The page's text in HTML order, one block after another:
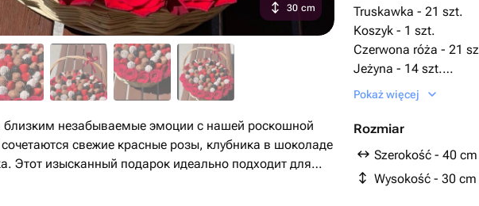
Truskawka - 21 szt.
Koszyk - 1 szt.
Czerwona róża - 21
Jeżyna - 14 szt.
Oaza florystyczna - 1
Pokaż więcej
Rozmiar
Szerokość - 40 cm
Wysokość - 30 cm
30 cm
близким незабываемые эмоции с нашей роскошной
свежие красные розы, клубника в шоколаде
Этот изысканный подарок идеально подходит для
то день рождения, годовщина или просто знак